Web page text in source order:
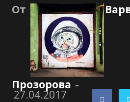
От
Прозорова -
27.04.2017